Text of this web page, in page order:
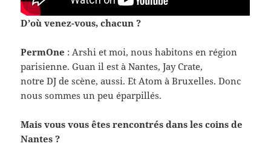
D’où venez-​vous, chacun ?
Per­mOne : Arshi et moi, nous habitons en région
parisi­enne. Guan il est à Nantes, Jay Crate,
notre DJ de scène, aussi. Et Atom à Brux­elles. Donc
nous sommes un peu éparpillés.
Mais vous vous êtes ren­con­trés dans les coins de
Nantes ?